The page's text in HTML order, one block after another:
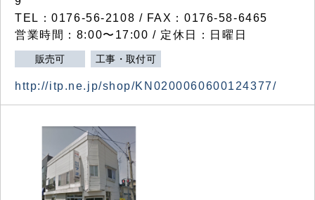
TEL：0176-56-2108 / FAX：0176-58-6465
営業時間：8:00〜17:00 / 定休日：日曜日
販売可 工事・取付可
http://itp.ne.jp/shop/KN0200060600124377/